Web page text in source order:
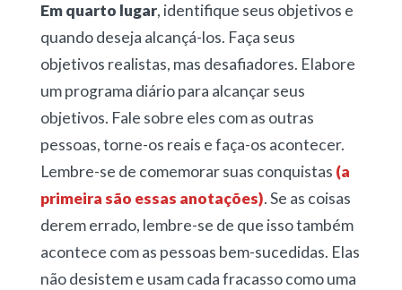
Em quarto lugar, identifique seus objetivos e
quando deseja alcançá-los. Faça seus
objetivos realistas, mas desafiadores. Elabore
um programa diário para alcançar seus
objetivos. Fale sobre eles com as outras
pessoas, torne-os reais e faça-os acontecer.
Lembre-se de comemorar suas conquistas (a
primeira são essas anotações). Se as coisas
derem errado, lembre-se de que isso também
acontece com as pessoas bem-sucedidas. Elas
não desistem e usam cada fracasso como uma